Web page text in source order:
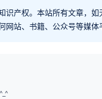
识产权。本站所有文章，
站、书籍、公众号等媒体